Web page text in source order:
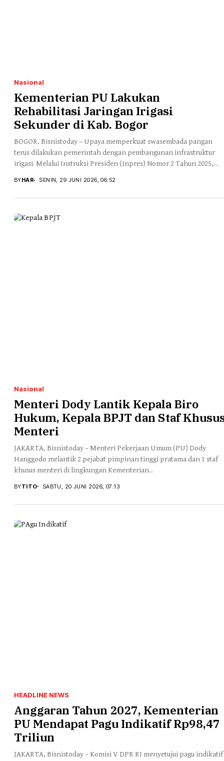
Nasional
Kementerian PU Lakukan
Rehabilitasi Jaringan Irigasi
Sekunder di Kab. Bogor
BOGOR, Bisnistoday – Upaya memperkuat swasembada pangan
terus dilakukan pemerintah dengan pembangunan infrastruktur
irigasi. Melalui Instruksi Presiden (Inpres) Nomor 2 Tahun 2025,
BYHAR SENIN, 29 JUNI 2026, 06:52
Nasional
Menteri Dody Lantik Kepala Biro
Hukum, Kepala BPJT dan Staf
Menteri
JAKARTA, Bisnistoday – Menteri Pekerjaan Umum (PU) Dody
Hanggodo melantik 2 pejabat pimpinan tinggi pratama dan 1 staf
khusus menteri di lingkungan Kementerian...
BYTITO SABTU, 20 JUNI 2026, 07:13
HEADLINE NEWS
Anggaran Tahun 2027, Kementerian
PU Mendapat Pagu Indikatif Rp98,47
Triliun
JAKARTA, Bisnistoday – Komisi V DPR RI menyetujui pagu indikatif